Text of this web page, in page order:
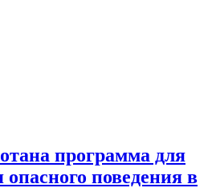
программа для
поведения в